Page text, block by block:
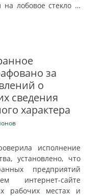
на лобовое стекло …
за
о
сведения
характера
исполнение
установлено, что
предприятий
интернет-сайте
рабочих местах и